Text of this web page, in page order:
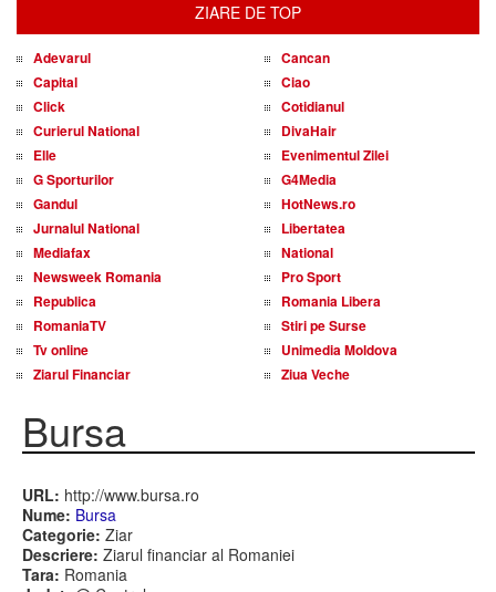
ZIARE DE TOP
Adevarul
Cancan
Capital
Ciao
Click
Cotidianul
Curierul National
DivaHair
Elle
Evenimentul Zilei
G Sporturilor
G4Media
Gandul
HotNews.ro
Jurnalul National
Libertatea
Mediafax
National
Newsweek Romania
Pro Sport
Republica
Romania Libera
RomaniaTV
Stiri pe Surse
Tv online
Unimedia Moldova
Ziarul Financiar
Ziua Veche
Bursa
URL: http://www.bursa.ro
Nume: Bursa
Categorie: Ziar
Descriere: Ziarul financiar al Romaniei
Tara: Romania